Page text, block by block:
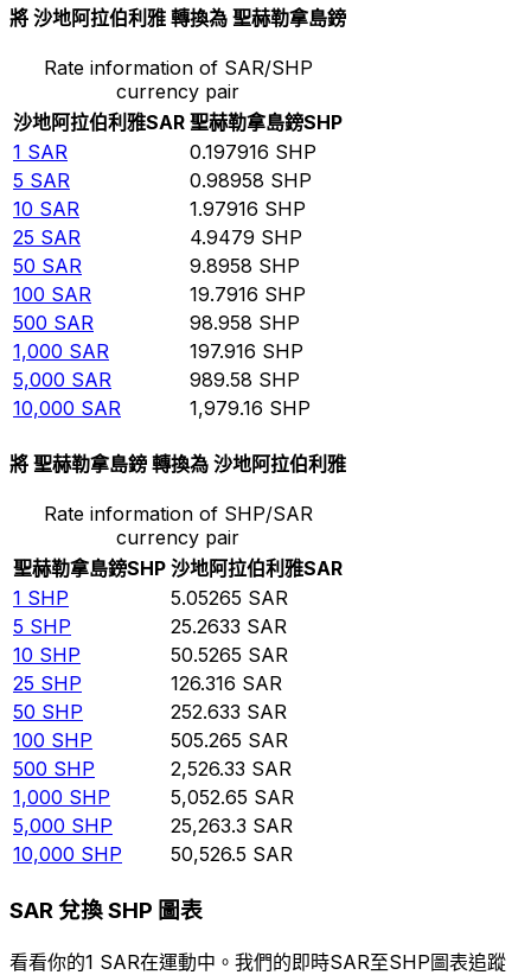
將 沙地阿拉伯利雅 轉換為 聖赫勒拿島鎊
Rate information of SAR/SHP
currency pair
沙地阿拉伯利雅SAR 聖赫勒拿島鎊SHP
1 SAR 0.197916 SHP
5 SAR 0.98958 SHP
10 SAR 1.97916 SHP
25 SAR 4.9479 SHP
50 SAR 9.8958 SHP
100 SAR 19.7916 SHP
500 SAR 98.958 SHP
1,000 SAR 197.916 SHP
5,000 SAR 989.58 SHP
10,000 SAR 1,979.16 SHP
將 聖赫勒拿島鎊 轉換為 沙地阿拉伯利雅
Rate information of SHP/SAR
currency pair
聖赫勒拿島鎊SHP 沙地阿拉伯利雅SAR
1 SHP 5.05265 SAR
5 SHP 25.2633 SAR
10 SHP 50.5265 SAR
25 SHP 126.316 SAR
50 SHP 252.633 SAR
100 SHP 505.265 SAR
500 SHP 2,526.33 SAR
1,000 SHP 5,052.65 SAR
5,000 SHP 25,263.3 SAR
10,000 SHP 50,526.5 SAR
SAR 兌換 SHP 圖表
看看你的1 SAR在運動中。我們的即時SAR至SHP圖表追蹤